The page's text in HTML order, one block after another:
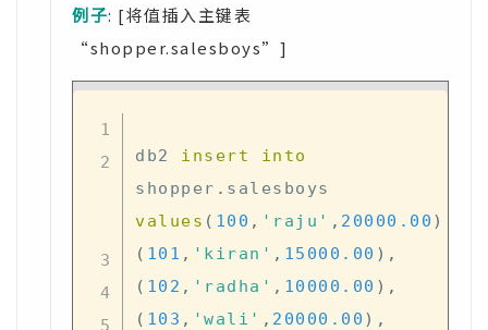
例子: [将值插入主键表
“shopper.salesboys”]
db2 insert
into
shopper .
values ( 100 , 'raju' , 20000.00 )
( 101 , 'kiran' , 15000.00 ) ,
( 102 , 'radha' , 10000.00 ) ,
( 103 , 'wali' , 20000.00 ) ,